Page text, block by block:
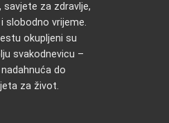
savjete za zdravlje,
slobodno vrijeme.
okupljeni su
svakodnevicu –
do
za život.